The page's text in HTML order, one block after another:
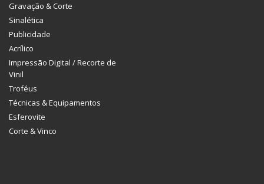
Gravação & Corte
Sinalética
Publicidade
Acrílico
Impressão Digital / Recorte de
Vinil
Troféus
Técnicas & Equipamentos
Esferovite
Corte & Vinco